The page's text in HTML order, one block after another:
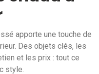
apporte une touche de
Des objets clés, les
et les prix : tout ce
style.